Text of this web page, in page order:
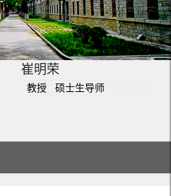
崔明荣
教授 硕士生导师